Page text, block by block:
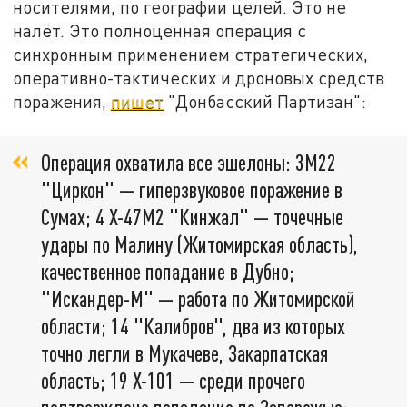
носителями, по географии целей. Это не
налёт. Это полноценная операция с
синхронным применением стратегических,
оперативно-тактических и дроновых средств
поражения, пишет "Донбасский Партизан":
Операция охватила все эшелоны: 3М22
"Циркон" — гиперзвуковое поражение в
Сумах; 4 Х-47М2 "Кинжал" — точечные
удары по Малину (Житомирская область),
качественное попадание в Дубно;
"Искандер-М" — работа по Житомирской
области; 14 "Калибров", два из которых
точно легли в Мукачеве, Закарпатская
область; 19 Х-101 — среди прочего